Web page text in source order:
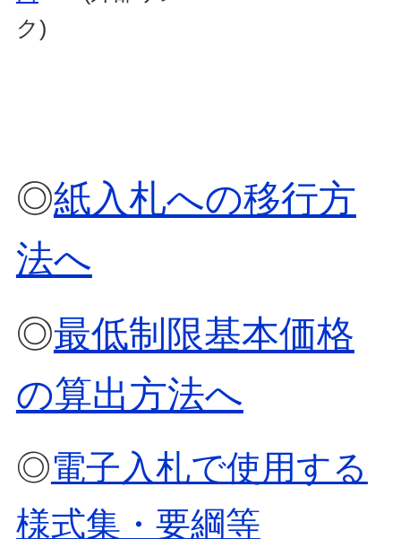
ク)
◎紙入札への移行方
法へ
◎最低制限基本価格
の算出方法へ
◎電子入札で使用する
様式集・要綱等